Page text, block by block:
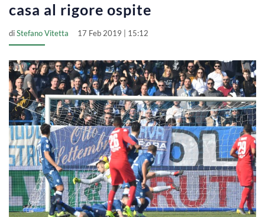
casa al rigore ospite
diStefano Vitetta 17 Feb 2019 | 15:12